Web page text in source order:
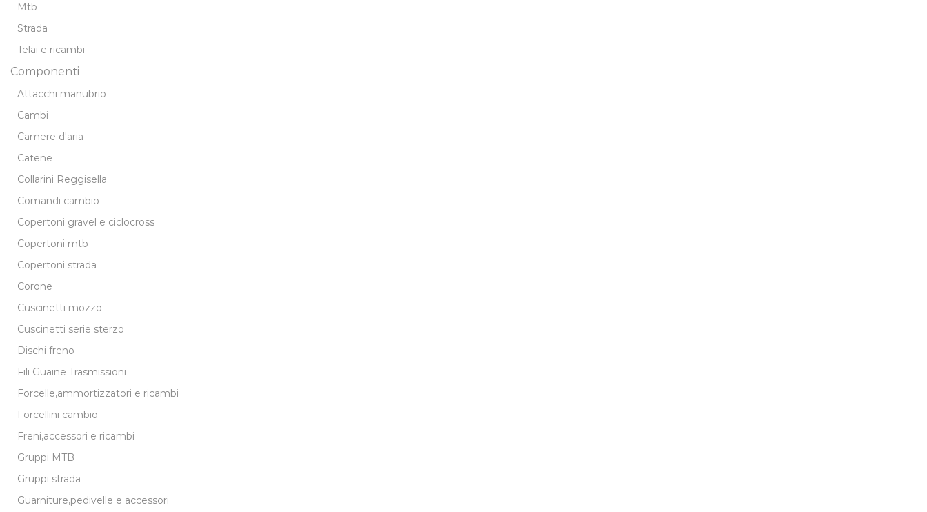
Mtb
Strada
Telai e ricambi
Componenti
Attacchi manubrio
Cambi
Camere d'aria
Catene
Collarini Reggisella
Comandi cambio
Copertoni gravel e ciclocross
Copertoni mtb
Copertoni strada
Corone
Cuscinetti mozzo
Cuscinetti serie sterzo
Dischi freno
Fili Guaine Trasmissioni
Forcelle,ammortizzatori e ricambi
Forcellini cambio
Freni,accessori e ricambi
Gruppi MTB
Gruppi strada
Guarniture,pedivelle e accessori